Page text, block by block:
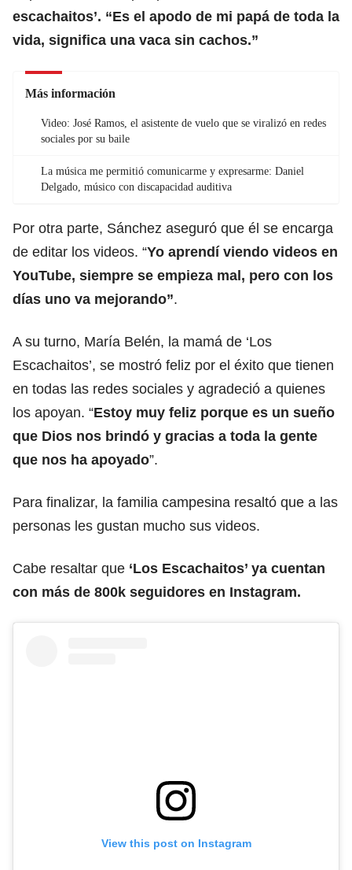
escachaitos’. “Es el apodo de mi papá de toda la
vida, significa una vaca sin cachos.”
Más información
Video: José Ramos, el asistente de vuelo que se viralizó en redes
sociales por su baile
La música me permitió comunicarme y expresarme: Daniel
Delgado, músico con discapacidad auditiva
Por otra parte, Sánchez aseguró que él se encarga
de editar los videos. “Yo aprendí viendo videos en
YouTube, siempre se empieza mal, pero con los
días uno va mejorando”.
A su turno, María Belén, la mamá de ‘Los
Escachaitos’, se mostró feliz por el éxito que tienen
en todas las redes sociales y agradeció a quienes
los apoyan. “Estoy muy feliz porque es un sueño
que Dios nos brindó y gracias a toda la gente
que nos ha apoyado”.
Para finalizar, la familia campesina resaltó que a las
personas les gustan mucho sus videos.
Cabe resaltar que ‘Los Escachaitos’ ya cuentan
con más de 800k seguidores en Instagram.
View this post on Instagram